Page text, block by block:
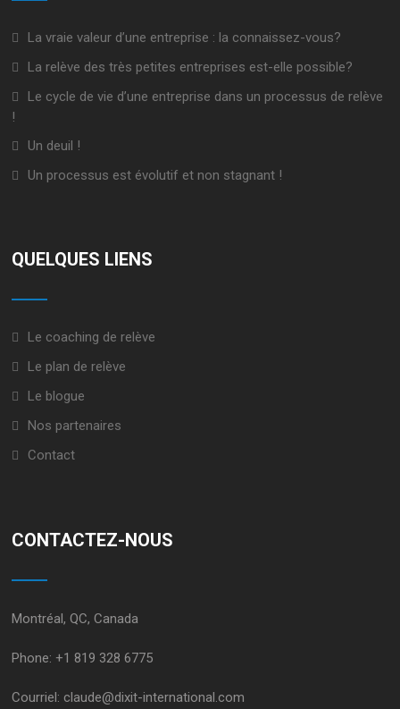
La vraie valeur d’une entreprise : la connaissez-vous?
La relève des très petites entreprises est-elle possible?
Le cycle de vie d’une entreprise dans un processus de relève
!
Un deuil !
Un processus est évolutif et non stagnant !
QUELQUES LIENS
Le coaching de relève
Le plan de relève
Le blogue
Nos partenaires
Contact
CONTACTEZ-NOUS
Montréal, QC, Canada
Phone: +1 819 328 6775
Courriel: claude@dixit-international.com